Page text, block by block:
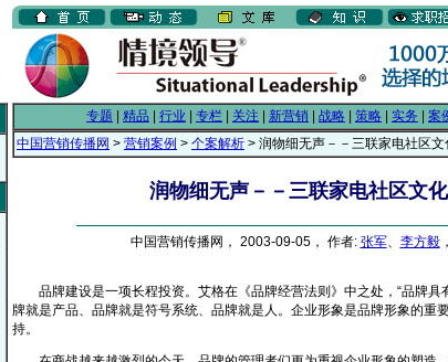
专题 精品 行业 专栏 关注 新营销 战略 策略 实务 案
中国营销传播网 > 营销案例 > 个案解析 > 润物细无声－－三联家电社区文
润物细无声－－三联家电社区文
中国营销传播网， 2003-09-05， 作者: 张军、 李方毅
品牌建设是一项长程投资。艾格在《品牌经营法则》中之处，“品牌具
牌就是产品、品牌就是符号系统、品牌就是人。企业形象是品牌形象的重
持。